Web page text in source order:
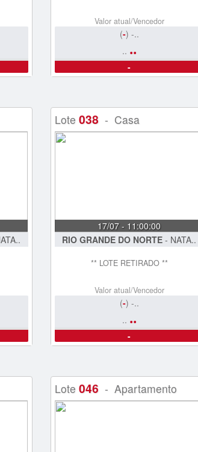
Valor atual/Vencedor
(-) -..
.. ..
-
Lote 038- Casa
17/07 - 11:00:00
RIO GRANDE DO NORTE - NATA..
** LOTE RETIRADO **
Valor atual/Vencedor
(-) -..
.. ..
-
Lote 046 - Apartamento